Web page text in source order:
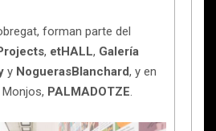
forman parte del
, etHALL, Galería
y NoguerasBlanchard, y en
PALMADOTZE.